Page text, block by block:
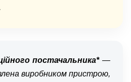
постачальника*—
виробником пристрою,